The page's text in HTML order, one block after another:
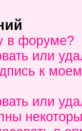
в форуме?
или
к
или